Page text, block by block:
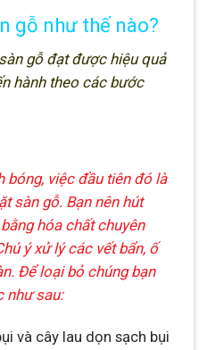
gỗ như thế nào?
gỗ đạt được hiệu quả
hành theo các bước
bóng, việc đầu tiên đó là
sàn gỗ. Bạn nên hút
hóa chất chuyên
ý xử lý các vết bẩn, ố
Để loại bỏ chúng bạn
như sau:
và cây lau dọn sạch bụi